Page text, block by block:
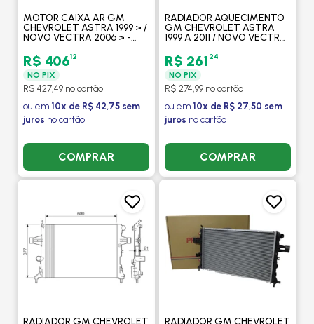
MOTOR CAIXA AR GM
CHEVROLET ASTRA 1999 > /
NOVO VECTRA 2006 > -
R$ 40612
NO PIX
R$ 427,49 no cartão
ou em 10x de R$ 42,75 sem
juros no cartão
COMPRAR
RADIADOR AQUECIMENTO
GM CHEVROLET ASTRA
1999 A 2011 / NOVO VECTRA
R$ 261 24
NO PIX
R$ 274,99 no cartão
ou em 10x de R$ 27,50 sem
juros no cartão
COMPRAR
RADIADOR GM CHEVROLET RADIADOR GM CHEVROLET